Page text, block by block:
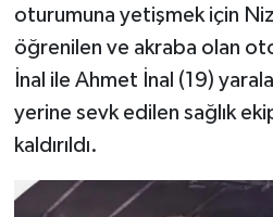
oturumuna yetişmek için
öğrenilen ve akraba olan
İnal ile Ahmet İnal (19)
yerine sevk edilen sağlık
kaldırıldı.
YAŞAM
KÜLTÜR SANAT